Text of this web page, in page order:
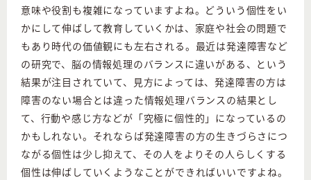
意味や役割も複雑になっていますよね。どういう個性をい
かにして伸ばして教育していくかは、家庭や社会の問題で
もあり時代の価値観にも左右される。最近は発達障害など
の研究で、脳の情報処理のバランスに違いがある、という
結果が注目されていて、見方によっては、発達障害の方は
障害のない場合とは違った情報処理バランスの結果とし
て、行動や感じ方などが「究極に個性的」になっているの
かもしれない。それならば発達障害の方の生きづらさにつ
ながる個性は少し抑えて、その人をよりその人らしくする
個性は伸ばしていくようなことができればいいですよね。